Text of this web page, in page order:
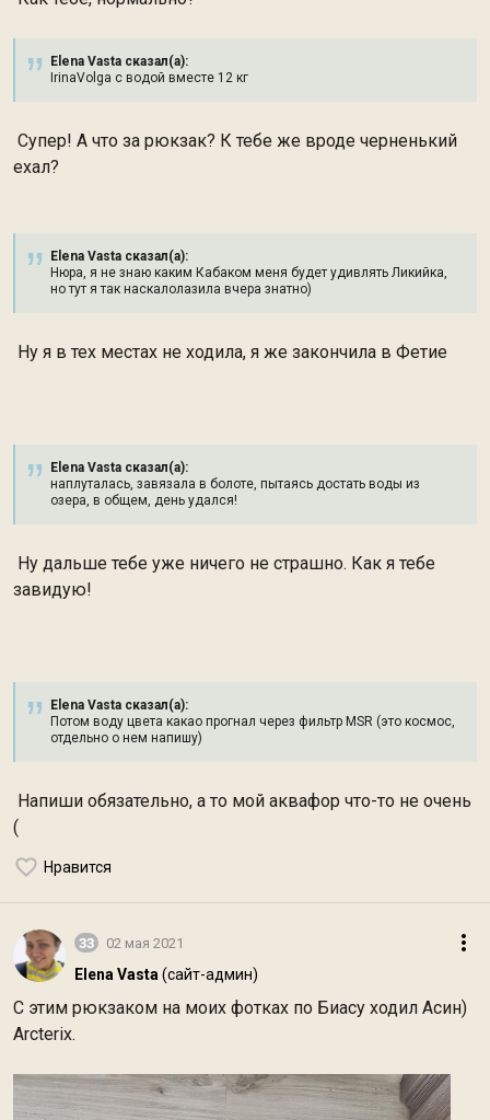
Elena Vasta сказал(а):
IrinaVolga с водой вместе 12 кг
Супер! А что за рюкзак? К тебе же вроде черненький
ехал?
Elena Vasta сказал(а):
Нюра, я не знаю каким Кабаком меня будет удивлять Ликийка,
но тут я так наскалолазила вчера знатно)
Ну я в тех местах не ходила, я же закончила в Фетие
Elena Vasta сказал(а):
наплуталась, завязала в болоте, пытаясь достать воды из
озера, в общем, день удался!
Ну дальше тебе уже ничего не страшно. Как я тебе
завидую!
Elena Vasta сказал(а):
Потом воду цвета какао прогнал через фильтр MSR (это космос,
отдельно о нем напишу)
Напиши обязательно, а то мой аквафор что-то не очень
(
Нравится
33 02 мая 2021
Elena Vasta (сайт-админ)
С этим рюкзаком на моих фотках по Биасу ходил Асин)
Arcterix.